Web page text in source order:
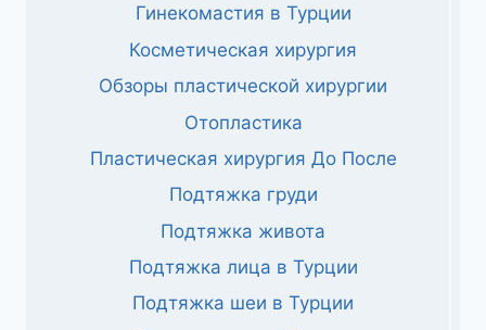
Гинекомастия в Турции
Косметическая хирургия
Обзоры пластической хирургии
Отопластика
Пластическая хирургия До После
Подтяжка груди
Подтяжка живота
Подтяжка лица в Турции
Подтяжка шеи в Турции